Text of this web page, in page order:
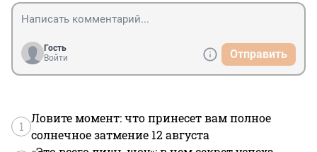
Гость
Войти
Отправить
1
Ловите момент: что принесет вам полное
солнечное затмение 12 августа